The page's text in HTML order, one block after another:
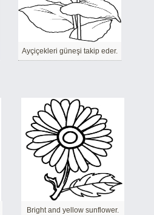
Ayçiçekleri güneşi takip eder.
Bright and yellow sunflower.